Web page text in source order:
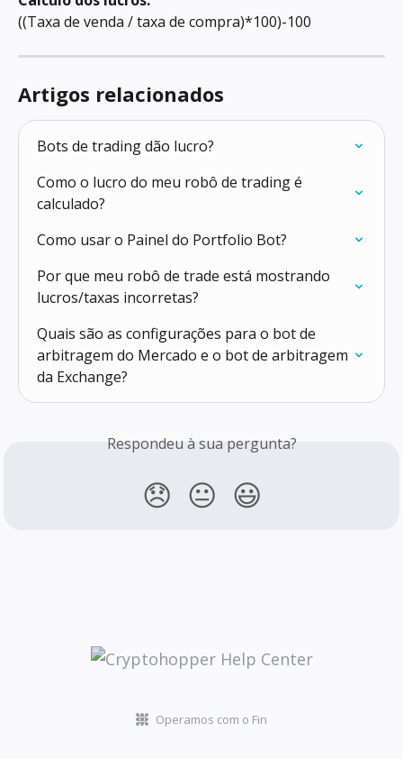
((Taxa de venda / taxa de compra)*100)-100
Artigos relacionados
Bots de trading dão lucro?
Como o lucro do meu robô de trading é
calculado?
Como usar o Painel do Portfolio Bot?
Por que meu robô de trade está mostrando
lucros/taxas incorretas?
Quais são as configurações para o bot de
arbitragem do Mercado e o bot de arbitragem
da Exchange?
Respondeu à sua pergunta?
😞 😐 😃
Operamos com o Fin